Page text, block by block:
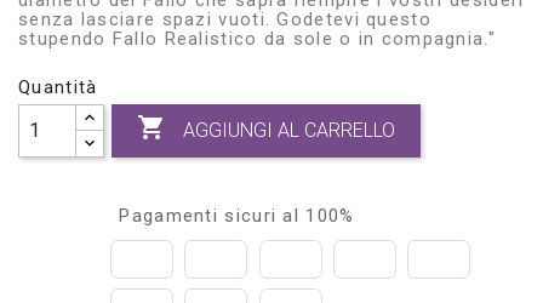
senza lasciare spazi vuoti. Godetevi questo
stupendo Fallo Realistico da sole o in compagnia."
Quantità
 AGGIUNGI AL CARRELLO
Pagamenti sicuri al 100%